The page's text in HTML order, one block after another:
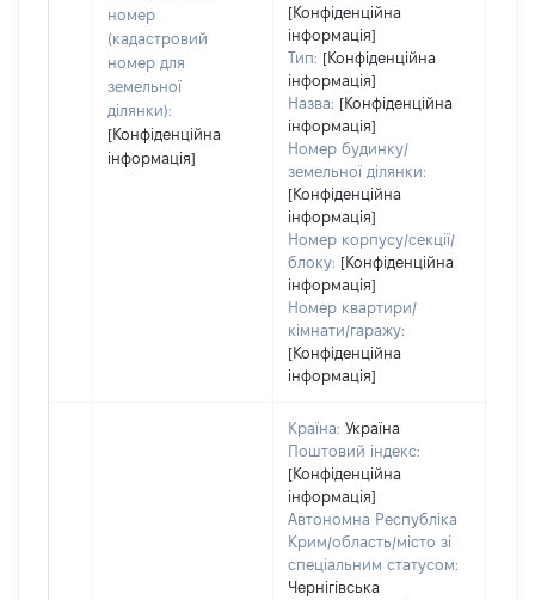
номер
(кадастровий
номер для
земельної
ділянки):
[Конфіденційна
інформація]
[Конфіденційна
інформація]
Тип: [Конфіденційна
інформація]
Назва: [Конфіденційна
інформація]
Номер будинку/
земельної ділянки:
[Конфіденційна
інформація]
Номер корпусу/секції/
блоку: [Конфіденційна
інформація]
Номер квартири/
кімнати/гаражу:
[Конфіденційна
інформація]
Країна: Україна
Поштовий індекс:
[Конфіденційна
інформація]
Автономна Республіка
Крим/область/місто зі
спеціальним статусом:
Чернігівська